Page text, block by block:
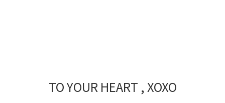
TO YOUR HEART , XOXO